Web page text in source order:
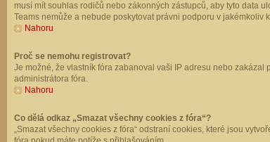
musí mít souhlas rodičů nebo zákonných zástupců, aby tyto data
Teams nemůže a nebude poskytovat právni podporu v jakémkoliv
Nahoru
Proč se nemohu registrovat?
Je možné, že vlastník fóra zabanoval vaši IP adresu nebo
administrátora fóra.
Nahoru
Co dělá odkaz „Smazat všechny cookies z fóra“?
„Smazat všechny cookies z fóra“ odstraní cookies, které jsou